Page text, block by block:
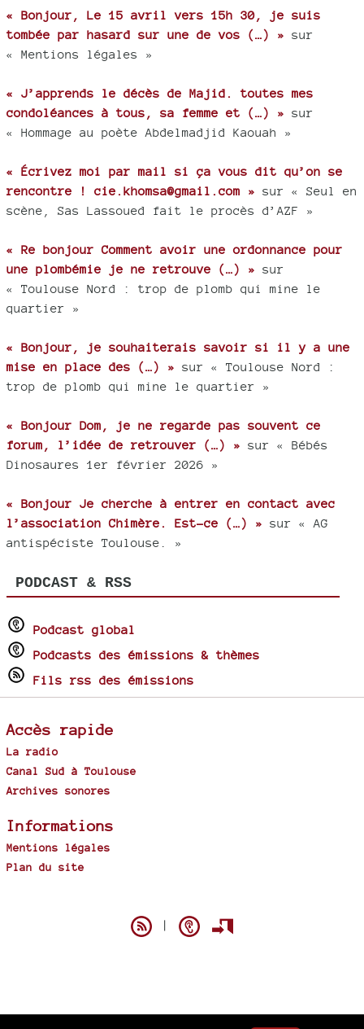
« Bonjour, Le 15 avril vers 15h 30, je suis
tombée par hasard sur une de vos (…) » sur
« Mentions légales »
« J’apprends le décès de Majid. toutes mes
condoléances à tous, sa femme et (…) » sur
« Hommage au poète Abdelmadjid Kaouah »
« Écrivez moi par mail si ça vous dit qu’on se
rencontre ! cie.khomsa@gmail.com » sur « Seul en
scène, Sas Lassoued fait le procès d’AZF »
« Re bonjour Comment avoir une ordonnance pour
une plombémie je ne retrouve (…) » sur
« Toulouse Nord : trop de plomb qui mine le
quartier »
« Bonjour, je souhaiterais savoir si il y a une
mise en place des (…) » sur « Toulouse Nord :
trop de plomb qui mine le quartier »
« Bonjour Dom, je ne regarde pas souvent ce
forum, l’idée de retrouver (…) » sur « Bébés
Dinosaures 1er février 2026 »
« Bonjour Je cherche à entrer en contact avec
l’association Chimère. Est-ce (…) » sur « AG
antispéciste Toulouse. »
PODCAST & RSS
Podcast global
Podcasts des émissions & thèmes
Fils rss des émissions
Accès rapide
La radio
Canal Sud à Toulouse
Archives sonores
Informations
Mentions légales
Plan du site
|